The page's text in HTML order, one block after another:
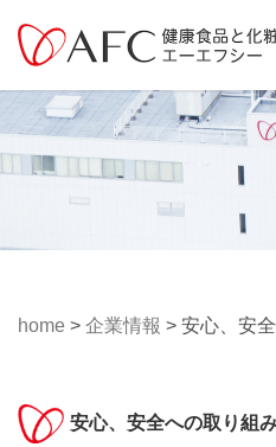
home > 企業情報 > 安心、安
安心、安全への取り組